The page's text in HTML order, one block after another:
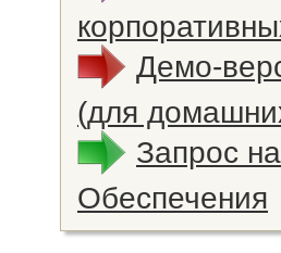
Демо-
(для
Запрос
Обеспечения